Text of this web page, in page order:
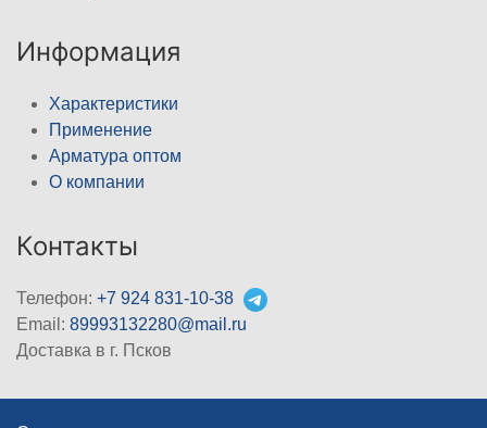
Информация
Характеристики
Применение
Арматура оптом
О компании
Контакты
Телефон: +7 924 831-10-38
Email: 89993132280@mail.ru
Доставка в г. Псков